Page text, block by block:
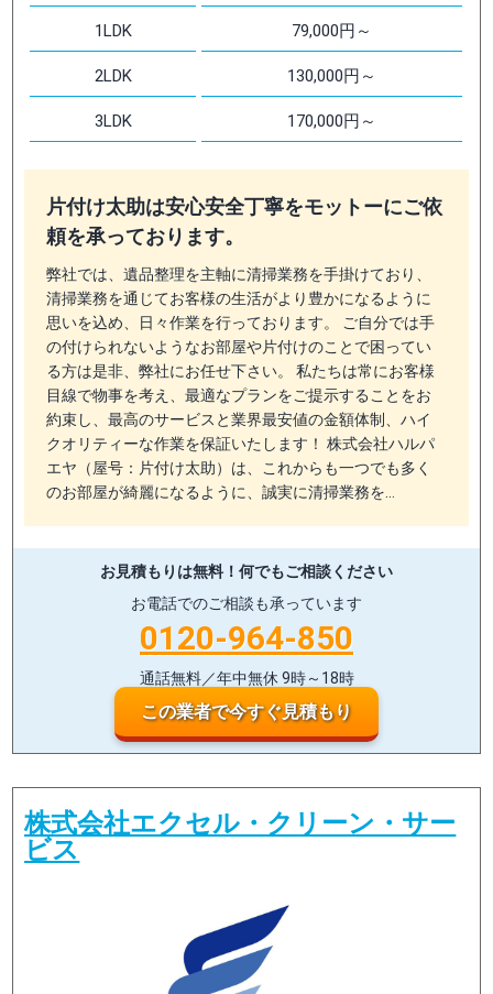
1LDK 79,000円～
2LDK 130,000円～
3LDK 170,000円～
片付け太助は安心安全丁寧をモットーにご依
頼を承っております。
弊社では、遺品整理を主軸に清掃業務を手掛けており、
清掃業務を通じてお客様の生活がより豊かになるように
思いを込め、日々作業を行っております。 ご自分では手
の付けられないようなお部屋や片付けのことで困ってい
る方は是非、弊社にお任せ下さい。 私たちは常にお客様
目線で物事を考え、最適なプランをご提示することをお
約束し、最高のサービスと業界最安値の金額体制、ハイ
クオリティーな作業を保証いたします！ 株式会社ハルパ
エヤ（屋号：片付け太助）は、これからも一つでも多く
のお部屋が綺麗になるように、誠実に清掃業務を…
お見積もりは無料！ 何でもご相談ください
お電話でのご相談も承っています
0120-964-850
通話無料／年中無休 9時～18時
この業者で今すぐ見積もり
株式会社エクセル・クリーン・サー
ビス